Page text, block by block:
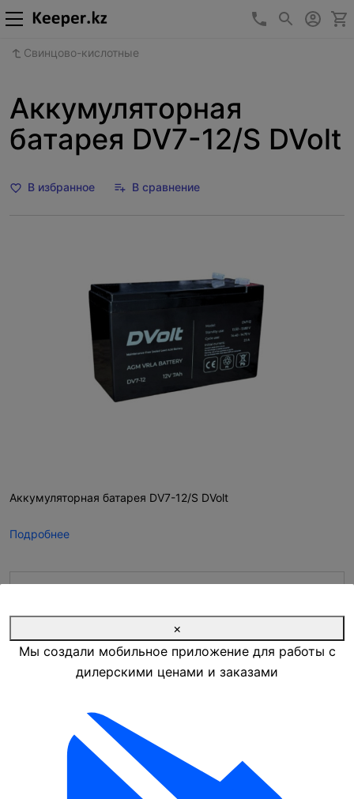
+7 (727) 346-
Свинцово-кислотные
Аккумуляторная
батарея DV7-12/S DVolt
В избранное В сравнение
Аккумуляторная батарея DV7-12/S DVolt
Подробнее
Запросить цену
Наличие на складе: мало
Наличие на складе
×
Мы создали мобильное приложение для работы с
дилерскими ценами и заказами